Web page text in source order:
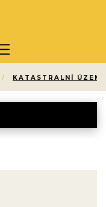
/ KATASTRALNÍ ÚZEMÍ